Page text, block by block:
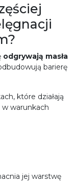
odgrywają masła
barierę
które działają
warunkach
jej warstwę